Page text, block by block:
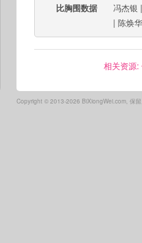
比胸围数据
冯杰银
| 陈焕华
相关资源:
Copyright © 2013-2026 BiXiongWei.com, 保